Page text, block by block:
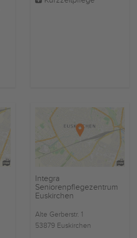
Integra
Seniorenpflegezentrum
Euskirchen
Alte Gerberstr. 1
53879 Euskirchen